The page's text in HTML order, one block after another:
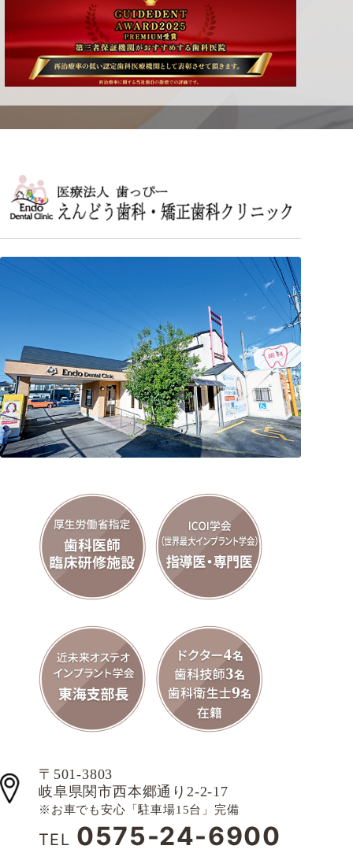
〒501-3803
岐阜県関市西本郷通り2-2-17
※お車でも安心「駐車場15台」完備
TEL 0575-24-6900